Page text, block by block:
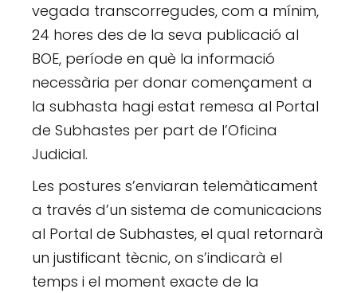
vegada transcorregudes, com a mínim,
24 hores des de la seva publicació al
BOE, període en què la informació
necessària per donar començament a
la subhasta hagi estat remesa al Portal
de Subhastes per part de l’Oficina
Judicial.
Les postures s’enviaran telemàticament
a través d’un sistema de comunicacions
al Portal de Subhastes, el qual retornarà
un justificant tècnic, on s’indicarà el
temps i el moment exacte de la